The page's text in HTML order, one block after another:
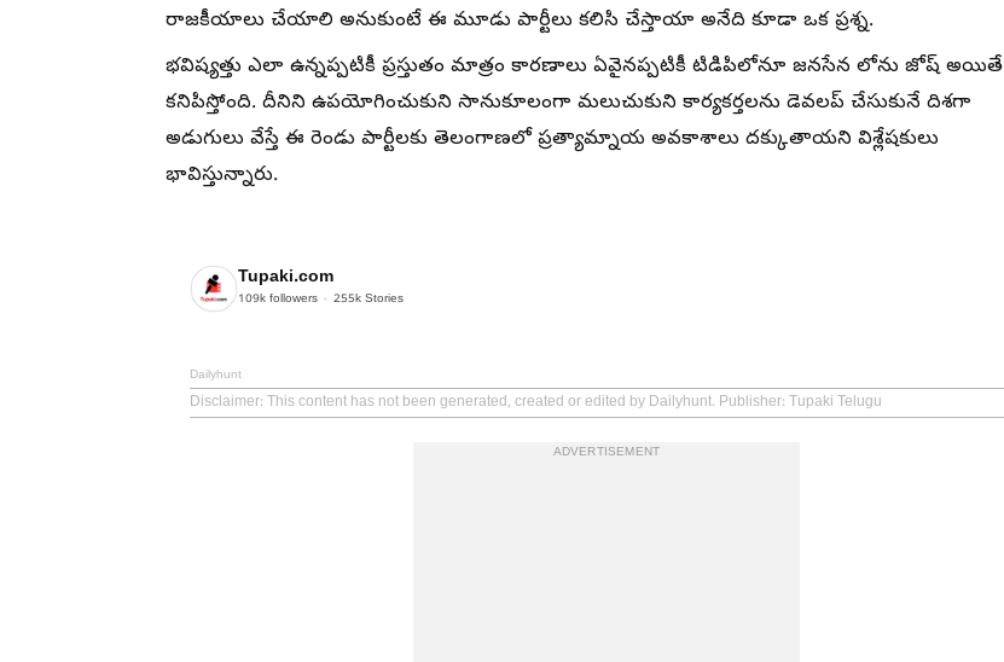
రాజకీయాలు చేయాలి అనుకుంటే ఈ మూడు పార్టీలు కలిసి చేస్తాయా అనేది కూడా ఒక ప్రశ్న.
భవిష్యత్తు ఎలా ఉన్నప్పటికీ ప్రస్తుతం మాత్రం కారణాలు ఏవైనప్పటికీ టిడిపిలోనూ జనసేన లోను జోష్ అయితే
కనిపిస్తోంది. దీనిని ఉపయోగించుకుని సానుకూలంగా మలుచుకుని కార్యకర్తలను డెవలప్ చేసుకునే దిశగా
అడుగులు వేస్తే ఈ రెండు పార్టీలకు తెలంగాణలో ప్రత్యామ్నాయ అవకాశాలు దక్కుతాయని విశ్లేషకులు
భావిస్తున్నారు.
Tupaki.com
109k followers 255k Stories
Dailyhunt
Disclaimer: This content has not been generated, created or edited by Dailyhunt. Publisher: Tupaki Telugu
ADVERTISEMENT